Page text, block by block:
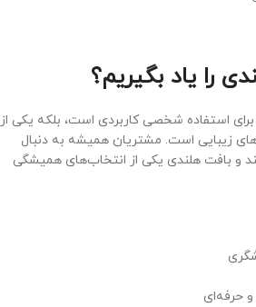
را یاد بگیریم؟
استفاده شخصی کاربردی است، بلکه یکی از
زیبایی است. مشتریان همیشه به دنبال
و بافت هلندی یکی از انتخاب‌های همیشگی
و حرفه‌ای